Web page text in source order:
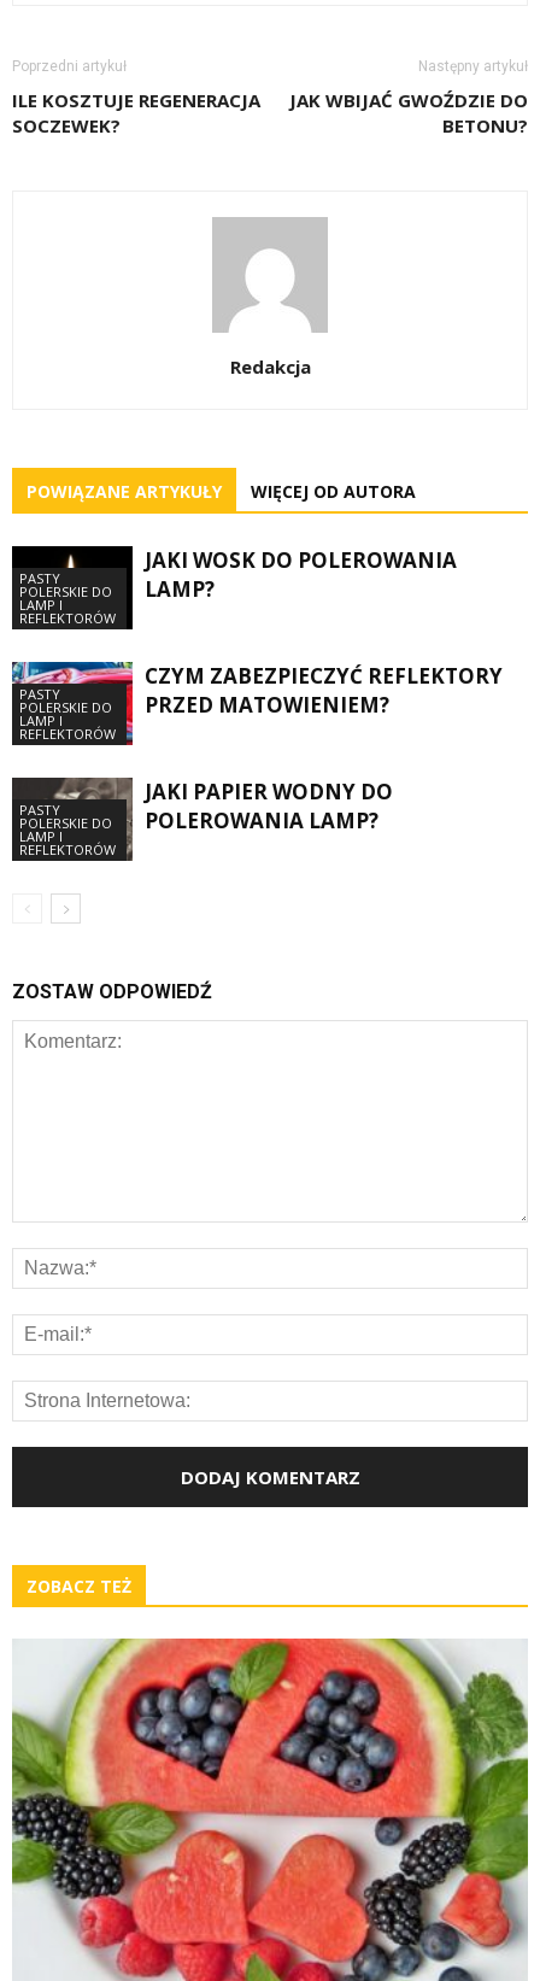
Poprzedni artykuł
ILE KOSZTUJE REGENERACJA
SOCZEWEK?
Następny artykuł
JAK WBIJAĆ GWOŹDZIE DO
BETONU?
Redakcja
POWIĄZANE ARTYKUŁY WIĘCEJ OD AUTORA
PASTY
POLERSKIE DO
LAMP I
REFLEKTORÓW
JAKI WOSK DO POLEROWANIA
LAMP?
PASTY
POLERSKIE DO
LAMP I
REFLEKTORÓW
CZYM ZABEZPIECZYĆ REFLEKTORY
PRZED MATOWIENIEM?
PASTY
POLERSKIE DO
LAMP I
REFLEKTORÓW
JAKI PAPIER WODNY DO
POLEROWANIA LAMP?
ZOSTAW ODPOWIEDŹ
ZOBACZ TEŻ